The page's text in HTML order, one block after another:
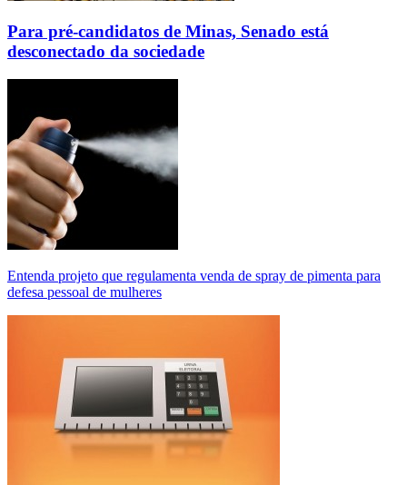
Para pré-candidatos de Minas, Senado está
desconectado da sociedade
Entenda projeto que regulamenta venda de spray de pimenta para
defesa pessoal de mulheres